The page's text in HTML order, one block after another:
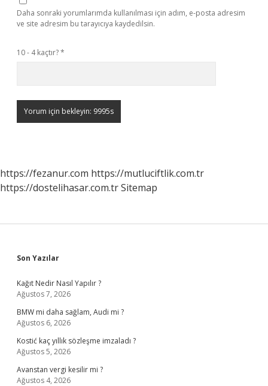
Daha sonraki yorumlarımda kullanılması için adım, e-posta adresim
ve site adresim bu tarayıcıya kaydedilsin.
10 - 4 kaçtır?*
https://fezanur.com https://mutluciftlik.com.tr
https://dostelihasar.com.trSitemap
Sidebar
Son Yazılar
Kağıt Nedir Nasıl Yapılır ?
Ağustos 7, 2026
BMW mi daha sağlam, Audi mi ?
Ağustos 6, 2026
Kostić kaç yıllık sözleşme imzaladı ?
Ağustos 5, 2026
Avanstan vergi kesilir mi ?
Ağustos 4, 2026